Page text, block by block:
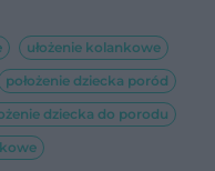
ułożenie kolankowe
położenie dziecka poród
dziecka do porodu